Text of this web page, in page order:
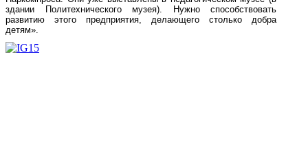
здании Политехнического музея). Нужно способствовать
развитию этого предприятия, делающего столько добра
детям».